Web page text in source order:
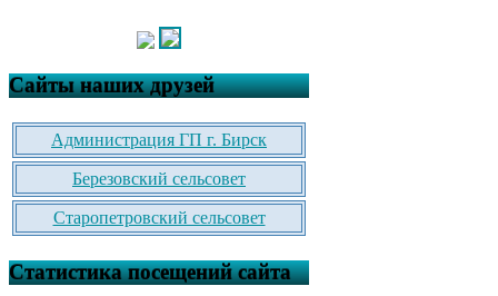
Сайты наших друзей
Администрация ГП г. Бирск
Березовский сельсовет
Старопетровский сельсовет
Статистика посещений сайта